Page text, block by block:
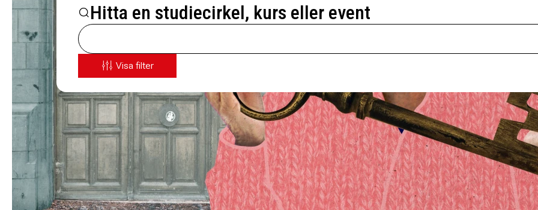
Hitta en studiecirkel, kurs eller event
Visa filter